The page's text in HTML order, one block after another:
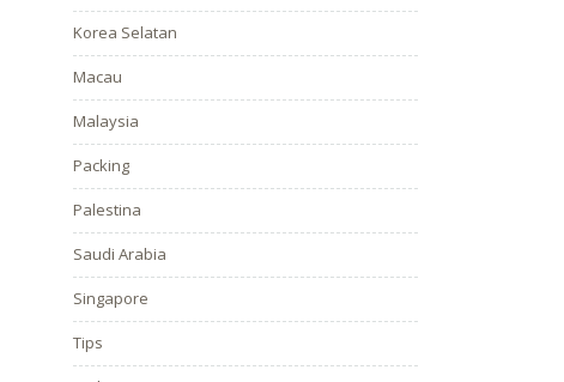
Korea Selatan
Macau
Malaysia
Packing
Palestina
Saudi Arabia
Singapore
Tips